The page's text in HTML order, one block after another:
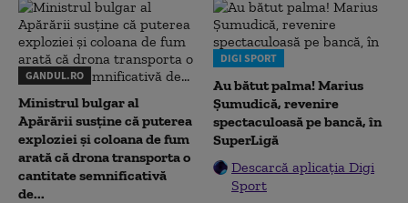
GANDUL.RO
Ministrul bulgar al
Apărării susține că puterea
exploziei și coloana de fum
arată că drona transporta o
cantitate semnificativă
de...
DIGI SPORT
Au bătut palma! Marius
Șumudică, revenire
spectaculoasă pe bancă, în
SuperLigă
Descarcă aplicația Digi
Sport